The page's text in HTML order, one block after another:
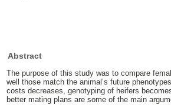
Abstract
The purpose of this study was to compare
well those match the animal’s future
costs decreases, genotyping of heifers
better mating plans are some of the main